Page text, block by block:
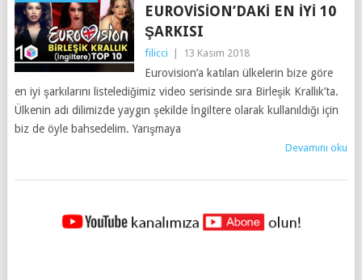
EUROVISION’DAKI EN İYI 10
ŞARKISI
filicci 13 Kasım 2018
Eurovision’a katılan ülkelerin bize göre
en iyi şarkılarını listelediğimiz video serisinde sıra Birleşik Krallık’ta.
Ülkenin adı dilimizde yaygın şekilde İngiltere olarak kullanıldığı için
biz de öyle bahsedelim. Yarışmaya
Devamını oku
YAZILAR